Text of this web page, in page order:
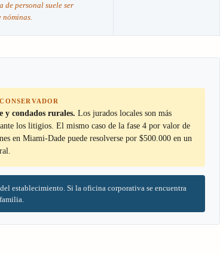
de personal suele ser
nóminas.
y condados rurales. Los jurados locales son más
ante los litigios. El mismo caso de la fase 4 por valor de
en Miami-Dade puede resolverse por $500.000 en un
establecimiento. Si la oficina corporativa se encuentra